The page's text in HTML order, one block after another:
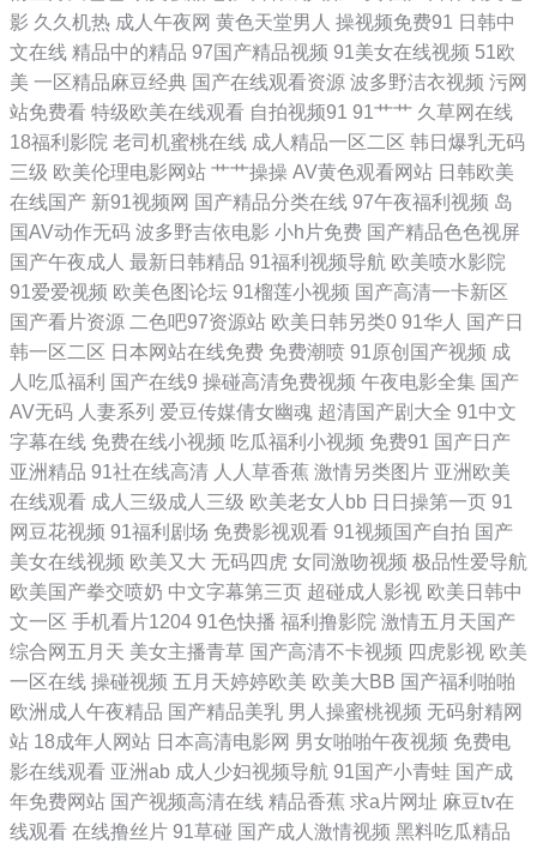
区二 国产性情精品在线 最新电影在线看免费 日韩电视剧大全在线 韩国aa
免费视频 91官网一匹二区 日韩一欧 韩国三级伦理在线 91免费站 视频网
免费 精品国精品国产 97国产在线 亚洲专区激情综合在线 全度影视 日韩
无码欧美性爱 免费的电影网址 二区三区蜜桃 亚洲网站 欧美日本在线三级
视频 光棍影院y11111 亚洲人成图片 欧美毛多水多黑 高清不卡一区二区 亚
洲一区二区在线免费 玩肥熟老妇bbw视频 六月婷婷缴清综合在线 成全免
费观看高清全集电影 日韩精品视频网址 久碰香蕉在线观看不卡 百度视频
在线 午夜男人的天堂 女人被添荫蒂舒服了A片YJSP 福利在线不卡一区 亚
洲日韩资源 欧美日韩九九九热视频 国产精品白丝自 在线播放亚洲精品 手
机免费 久久八七偷拍伦理 不卡影视 香蕉久艹 免费电影大全国语版 动漫h
在线观看 亚洲天堂第一网 欧日美视频在 国产不卡视 亚洲三级片另类 日本
在线免费 国内精品内射 91路C 天天色成人免費 绿巨人视 午夜福利在线观
看国产 日本黄碟视频直播 一区二区三区在线观看 人人爽久久涩噜噜噜AV
晚上家里没人就让你弄 好看的电影大全 91午夜国产在线观看 无码日韩丁
影 久久机热 成人午夜网 黄色天堂男人 操视频免费91 日韩中
文在线 精品中的精品 97国产精品视频 91美女在线视频 51欧
美 一区精品麻豆经典 国产在线观看资源 波多野洁衣视频 污网
站免费看 特级欧美在线观看 自拍视频91 91艹艹 久草网在线
18福利影院 老司机蜜桃在线 成人精品一区二区 韩日爆乳无码
三级 欧美伦理电影网站 艹艹操操 AV黄色观看网站 日韩欧美
在线国产 新91视频网 国产精品分类在线 97午夜福利视频 岛
国AV动作无码 波多野吉依电影 小h片免费 国产精品色色视屏
国产午夜成人 最新日韩精品 91福利视频导航 欧美喷水影院
91爱爱视频 欧美色图论坛 91榴莲小视频 国产高清一卡新区
国产看片资源 二色吧97资源站 欧美日韩另类0 91华人 国产日
韩一区二区 日本网站在线免费 免费潮喷 91原创国产视频 成
人吃瓜福利 国产在线9 操碰高清免费视频 午夜电影全集 国产
AV无码 人妻系列 爱豆传媒倩女幽魂 超清国产剧大全 91中文
字幕在线 免费在线小视频 吃瓜福利小视频 免费91 国产日产
亚洲精品 91社在线高清 人人草香蕉 激情另类图片 亚洲欧美
在线观看 成人三级成人三级 欧美老女人bb 日日操第一页 91
网豆花视频 91福利剧场 免费影视观看 91视频国产自拍 国产
美女在线视频 欧美又大 无码四虎 女同激吻视频 极品性爱导航
欧美国产拳交喷奶 中文字幕第三页 超碰成人影视 欧美日韩中
文一区 手机看片1204 91色快播 福利撸影院 激情五月天国产
综合网五月天 美女主播青草 国产高清不卡视频 四虎影视 欧美
一区在线 操碰视频 五月天婷婷欧美 欧美大BB 国产福利啪啪
欧洲成人午夜精品 国产精品美乳 男人操蜜桃视频 无码射精网
站 18成年人网站 日本高清电影网 男女啪啪午夜视频 免费电
影在线观看 亚洲ab 成人少妇视频导航 91国产小青蛙 国产成
年免费网站 国产视频高清在线 精品香蕉 求a片网址 麻豆tv在
线观看 在线撸丝片 91草碰 国产成人激情视频 黑料吃瓜精品